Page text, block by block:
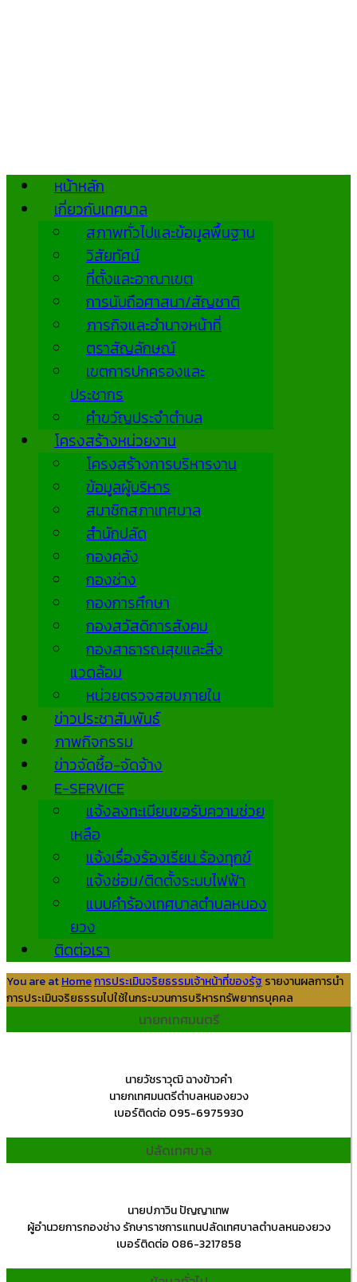
หน้าหลัก
เกี่ยวกับเทศบาล
สภาพทั่วไปและข้อมูลพื้นฐาน
วิสัยทัศน์
ที่ตั้งและอาณาเขต
การนับถือศาสนา/สัญชาติ
ภารกิจและอำนาจหน้าที่
ตราสัญลักษณ์
เขตการปกครองและ
ประชากร
คำขวัญประจำตำบล
โครงสร้างหน่วยงาน
โครงสร้างการบริหารงาน
ข้อมูลผู้บริหาร
สมาชิกสภาเทศบาล
สำนักปลัด
กองคลัง
กองช่าง
กองการศึกษา
กองสวัสดิการสังคม
กองสาธารณสุขและสิ่ง
แวดล้อม
หน่วยตรวจสอบภายใน
ข่าวประชาสัมพันธ์
ภาพกิจกรรม
ข่าวจัดซื้อ-จัดจ้าง
E-SERVICE
แจ้งลงทะเบียนขอรับความช่วย
เหลือ
แจ้งเรื่องร้องเรียน ร้องทุกข์
แจ้งซ่อม/ติดตั้งระบบไฟฟ้า
แบบคำร้องเทศบาลตำบลหนอง
ยวง
ติดต่อเรา
You are atHomeการประเมินจริยธรรมเจ้าหน้าที่ของรัฐ รายงานผลการนำ
การประเมินจริยธรรมไปใช้ในกระบวนการบริหารทรัพยากรบุคคล
นายกเทศมนตรี
นายวัชราวุฒิ ฉางข้าวคำ
นายกเทศมนตรีตำบลหนองยวง
เบอร์ติดต่อ 095-6975930
ปลัดเทศบาล
นายปภาวิน ปัญญาเทพ
ผู้อำนวยการกองช่าง รักษาราชการแทนปลัดเทศบาลตำบลหนองยวง
เบอร์ติดต่อ 086-3217858